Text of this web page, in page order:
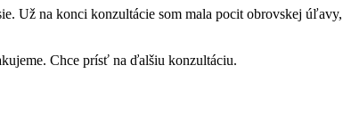
Už na konci konzultácie som mala pocit obrovskej
Chce prísť na ďalšiu konzultáciu.